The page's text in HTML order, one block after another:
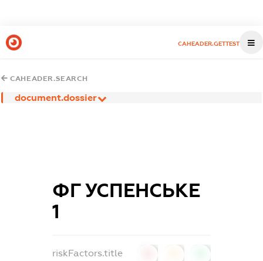
CAHEADER.GETTEST
CAHEADER.SEARCH
document.dossier
ФГ УСПЕНСЬКЕ
1
riskFactors.title